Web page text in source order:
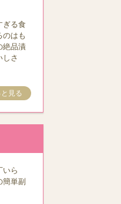
ぎる食
はも
絶品漬
しさ
と見る
いら
単副